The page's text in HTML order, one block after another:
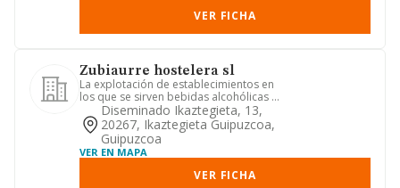
VER FICHA
Zubiaurre hostelera sl
La explotación de establecimientos en
los que se sirven bebidas alcohólicas y
no alcohólicas, cafés...
Diseminado Ikaztegieta, 13,
20267, Ikaztegieta Guipuzcoa,
Guipuzcoa
VER EN MAPA
VER FICHA